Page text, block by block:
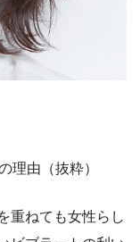
理由（抜粋）
重ねても女性らし